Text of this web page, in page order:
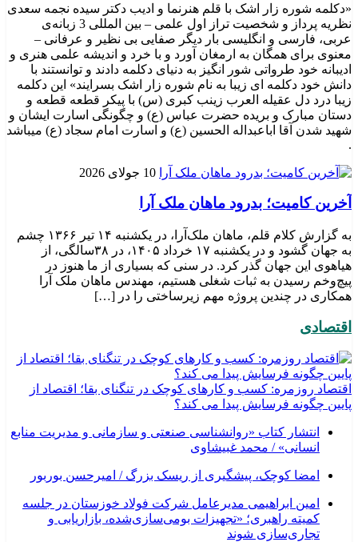
«دکلمه شوره زار اشک با قلم هنرنما و ادیب دکتر سیده نجمه سعدی
نظریه پرداز و شخصیت تراز اول علمی – بین المللی 3 زبانه‌ی
عربی، فارسی و انگلیسی بار دیگر صفایی بی نظیر و عرفانی –
معنوی برای همگان به ارمغان آورد و با خرد و اندیشه علمی هنری و
ادیبانه خود طرواتی شور انگیز به دنیای دکلمه دادند و توانستند با
دانش خود دکلمه ای زیبا به نام شوره زار اشک بسرایند» این دکلمه
زیبا درد دل عقیله العرب زینب کبری (س) با پیکر قطعه قطعه و
دستان مبارک و بریده حضرت عباس (ع) و چگونگی اسارت ایشان و
شهید شدن آقا اباعبداله الحسین (ع) و اسارت امام سجاد (ع) میباشد
.
10 جولای 2026
​آخرین کامیت؛ بدرود ماهان ملک آرا
به گزارش کلام قلم، ماهان ملک‌آرا، در یکشنبه ۱۴ تیر ۱۳۶۶ چشم
به جهان گشود و در یکشنبه ۱۷ خرداد ۱۴۰۵، در ۳۸سالگی، از
هیاهوی این جهان گذر کرد. در سنی که بسیاری از ما هنوز در
پیچ‌وخم رسیدن به ثبات شغلی هستیم، مهندس ماهان ملک آرا
همکاری در چندین پروژه مهم زیرساختی را در […]
اقتصادی
اقتصاد روزمره: کسب‌ و کارهای کوچک در تنگنای بقا؛ اقتصاد از
پایین چگونه فرسایش پیدا می کند؟
انتشار کتاب «روانشناسی صنعتی و سازمانی و مدیریت منابع
انسانی» / محمد غبیشاوی
امضا کوچک، پیشگیری از ریسک بزرگ / امیرحسن بوربور
امین ابراهیمی مدیرعامل شرکت فولاد خوزستان در جلسه
کمیته راهبری؛ «تجهیزات بومی‌سازی‌شده، بازاریابی و
تجاری‌سازی شوند